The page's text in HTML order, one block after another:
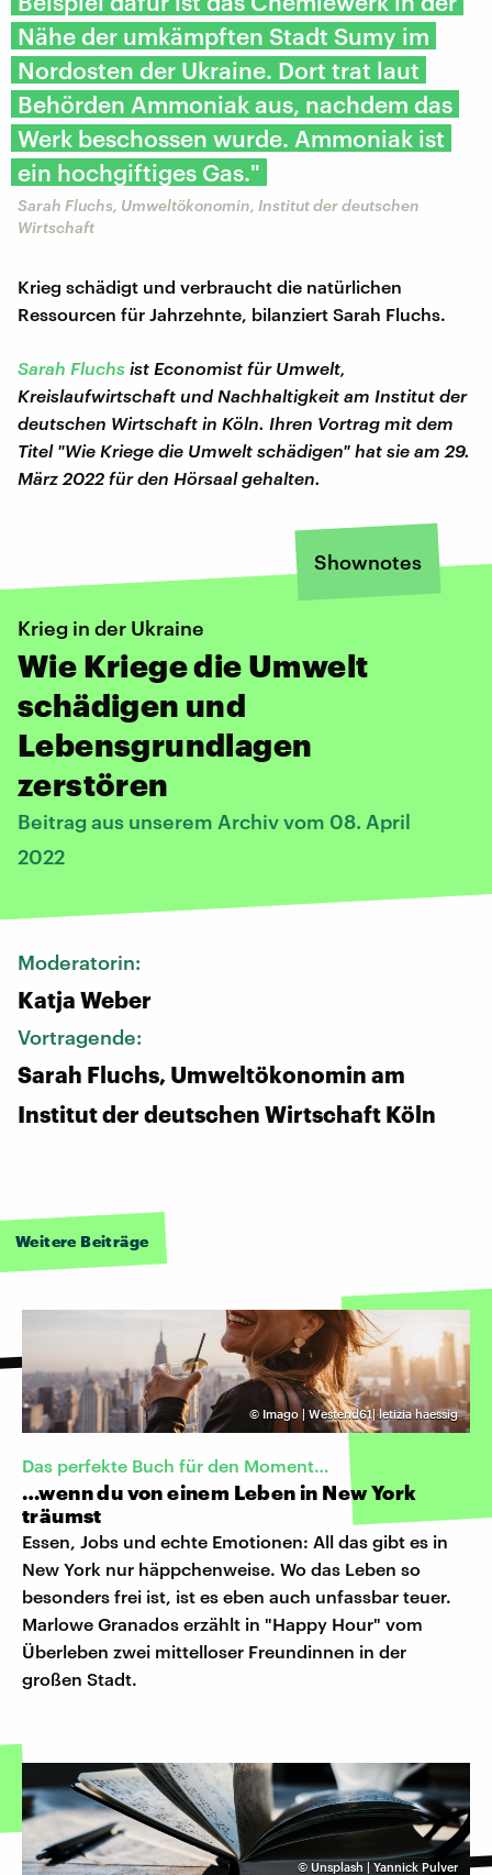
Nähe der umkämpften Stadt Sumy im
Nordosten der Ukraine. Dort trat laut
Behörden Ammoniak aus, nachdem das
Werk beschossen wurde. Ammoniak ist
ein hochgiftiges Gas."
Sarah Fluchs, Umweltökonomin, Institut der deutschen
Wirtschaft
Krieg schädigt und verbraucht die natürlichen
Ressourcen für Jahrzehnte, bilanziert Sarah Fluchs.
Sarah Fluchs ist Economist für Umwelt,
Kreislaufwirtschaft und Nachhaltigkeit am Institut der
deutschen Wirtschaft in Köln. Ihren Vortrag mit dem
Titel "Wie Kriege die Umwelt schädigen" hat sie am 29.
März 2022 für den Hörsaal gehalten.
Shownotes
Krieg in der Ukraine
Wie Kriege die Umwelt
schädigen und
Lebensgrundlagen
zerstören
Beitrag aus unserem Archiv vom 08. April
2022
Moderatorin:
Katja Weber
Vortragende:
Sarah Fluchs, Umweltökonomin am
Institut der deutschen Wirtschaft Köln
Weitere Beiträge
© Imago | Westend61| letizia haessig
Das perfekte Buch für den Moment…
…wenn du von einem Leben in New York
träumst
Essen, Jobs und echte Emotionen: All das gibt es in
New York nur häppchenweise. Wo das Leben so
besonders frei ist, ist es eben auch unfassbar teuer.
Marlowe Granados erzählt in "Happy Hour" vom
Überleben zwei mittelloser Freundinnen in der
großen Stadt.
© Unsplash | Yannick Pulver